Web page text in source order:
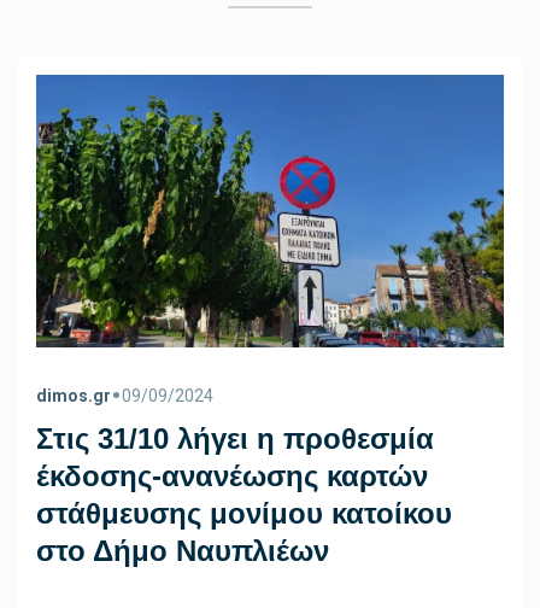
dimos.gr•09/09/2024
Στις 31/10 λήγει η προθεσμία
έκδοσης-ανανέωσης καρτών
στάθμευσης μονίμου κατοίκου
στο Δήμο Ναυπλιέων